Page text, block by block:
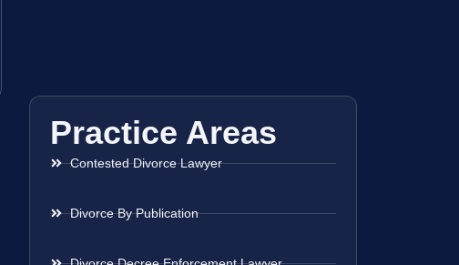
Practice Areas
Contested Divorce Lawyer
Divorce By Publication